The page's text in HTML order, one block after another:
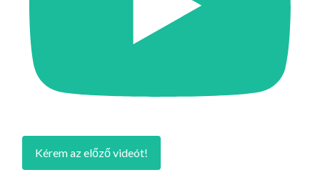
Kérem az előző videót!